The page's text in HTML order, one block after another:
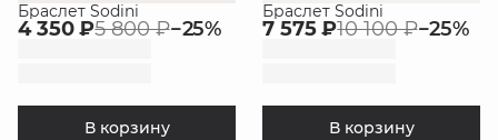
Браслет Sodini
4 350 ₽5 800 ₽−25%
В корзину
Браслет Sodini
7 575 ₽10 100 ₽−25%
В корзину